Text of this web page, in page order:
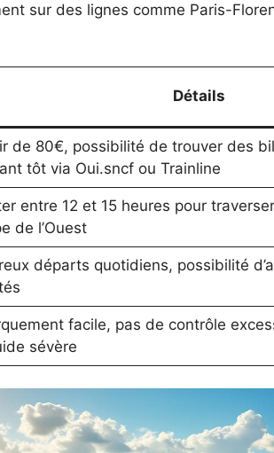
sur des lignes comme Paris-
Détails
de 80€, possibilité de trouver des
tôt via Oui.sncf ou Trainline
entre 12 et 15 heures pour
de l’Ouest
départs quotidiens, possibilité
facile, pas de contrôle
sévère